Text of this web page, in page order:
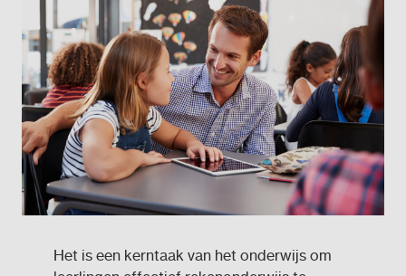
Het is een kerntaak van het onderwijs om